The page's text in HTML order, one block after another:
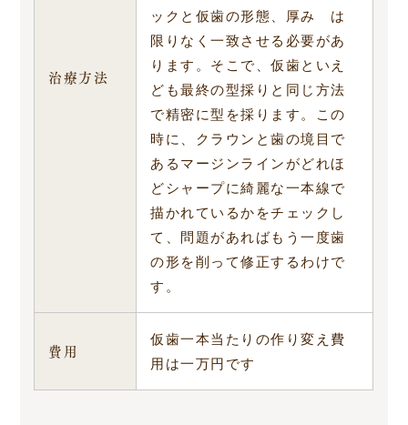
治療方法
ックと仮歯の形態、厚み は
限りなく一致させる必要があ
ります。そこで、仮歯といえ
ども最終の型採りと同じ方法
で精密に型を採ります。この
時に、クラウンと歯の境目で
あるマージンラインがどれほ
どシャープに綺麗な一本線で
描かれているかをチェックし
て、問題があればもう一度歯
の形を削って修正するわけで
す。
費用
仮歯一本当たりの作り変え費
用は一万円です